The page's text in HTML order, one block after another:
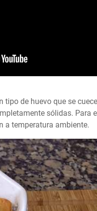
tipo de huevo que se
sólidas. Para
a temperatura ambiente.